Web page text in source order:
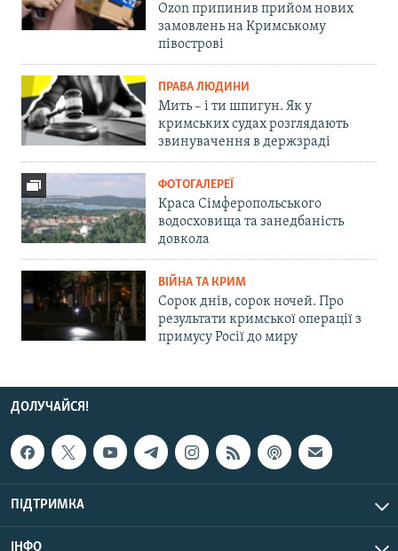
Ozon припинив прийом нових
замовлень на Кримському
півострові
ПРАВА ЛЮДИНИ
Мить – і ти шпигун. Як у
кримських судах розглядають
звинувачення в держзраді
ФОТОГАЛЕРЕЇ
Краса Сімферопольського
водосховища та занедбаність
довкола
ВІЙНА ТА КРИМ
Сорок днів, сорок ночей. Про
результати кримської операції з
примусу Росії до миру
ДОЛУЧАЙСЯ!
ПІДТРИМКА
ІНФО